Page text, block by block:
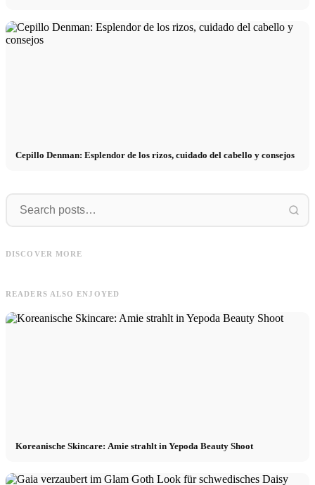
Cepillo Denman: Esplendor de los rizos, cuidado del cabello y consejos
DISCOVER MORE
cabello y Rutina
READERS ALSO ENJOYED
Koreanische Skincare: Amie strahlt in Yepoda Beauty Shoot